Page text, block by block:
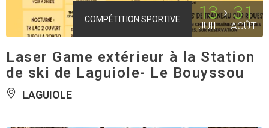
COMPÉTITION SPORTIVE 13
JUIL
31
AOÛT
Laser Game extérieur à la Station
de ski de Laguiole- Le Bouyssou
LAGUIOLE